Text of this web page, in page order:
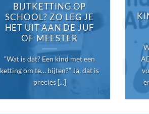
BIJTKETTING OP
SCHOOL? ZO LEG JE
HET UIT AAN DE JUF
OF MEESTER
“Wat is dat? Een kind met een
ketting om te… bijten?” Ja, dat is
precies [...]